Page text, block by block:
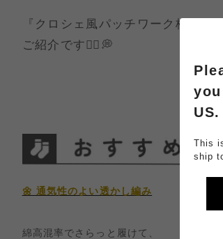
『クロシェ風パッチワーク柄ソッ
ご紹介です💁‍♀️💭
🌼 通気性のよい透かし編み
綿高混率でさらっと履けて、
US.
This
ship